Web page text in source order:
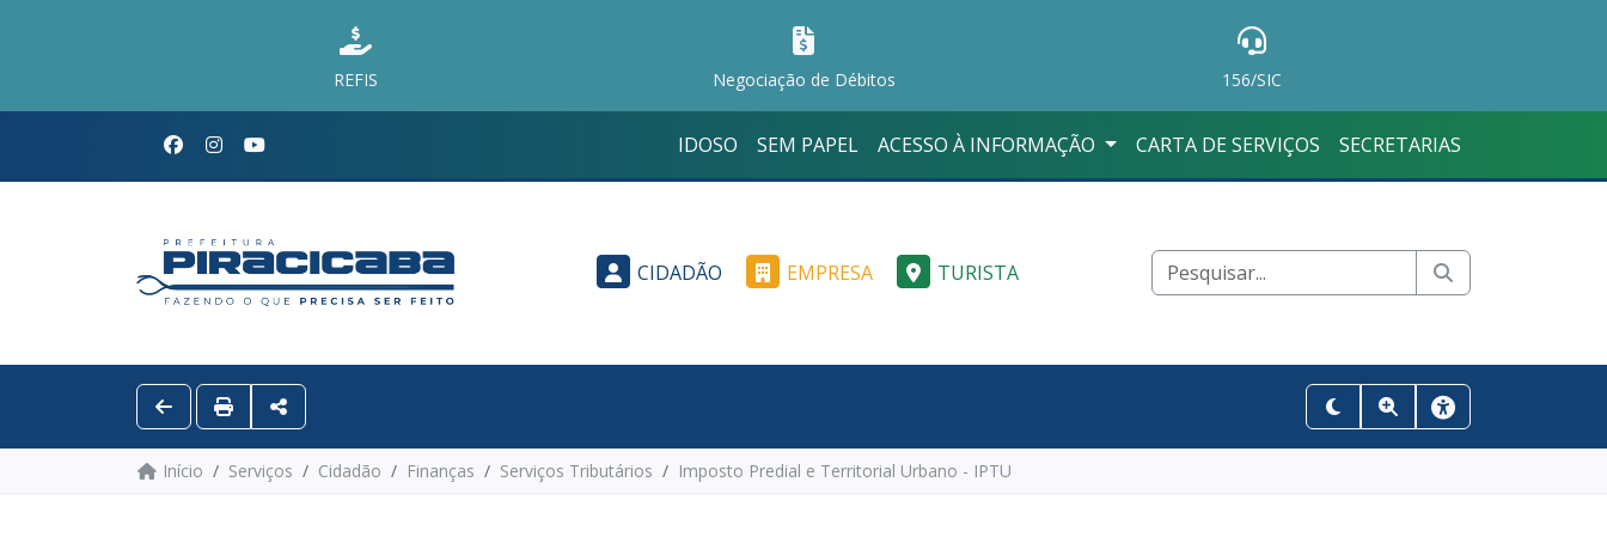
REFIS Negociação de Débitos 156/SIC
IDOSO SEM PAPEL ACESSO À INFORMAÇÃO CARTA DE SERVIÇOS SECRETARIAS
CIDADÃO EMPRESA TURISTA
Início Serviços Cidadão Finanças Serviços Tributários Imposto Predial e Territorial Urbano - IPTU